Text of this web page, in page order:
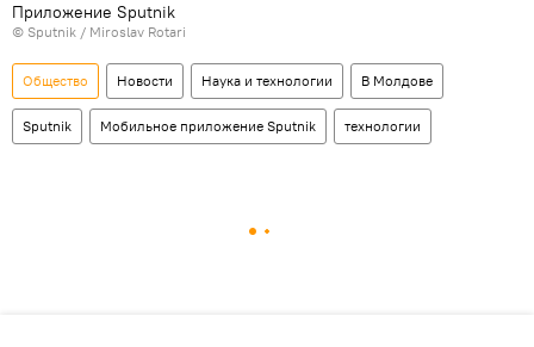
Приложение Sputnik
© Sputnik / Miroslav Rotari
Общество Новости Наука и технологии В Молдове
Sputnik Мобильное приложение Sputnik технологии